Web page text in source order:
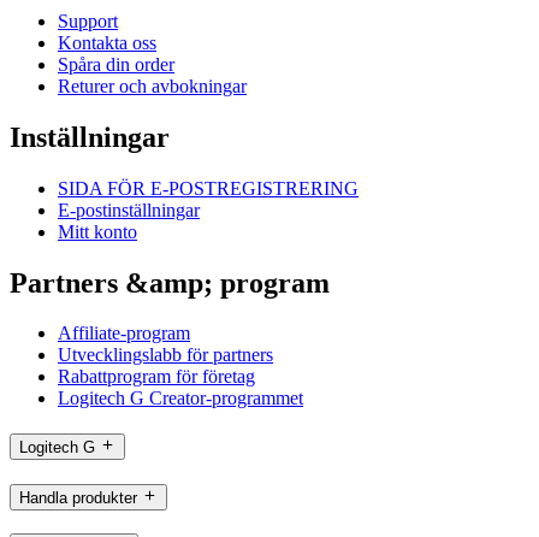
Support
Kontakta oss
Spåra din order
Returer och avbokningar
Inställningar
SIDA FÖR E-POSTREGISTRERING
E-postinställningar
Mitt konto
Partners &amp; program
Affiliate-program
Utvecklingslabb för partners
Rabattprogram för företag
Logitech G Creator-programmet
Logitech G
Handla produkter